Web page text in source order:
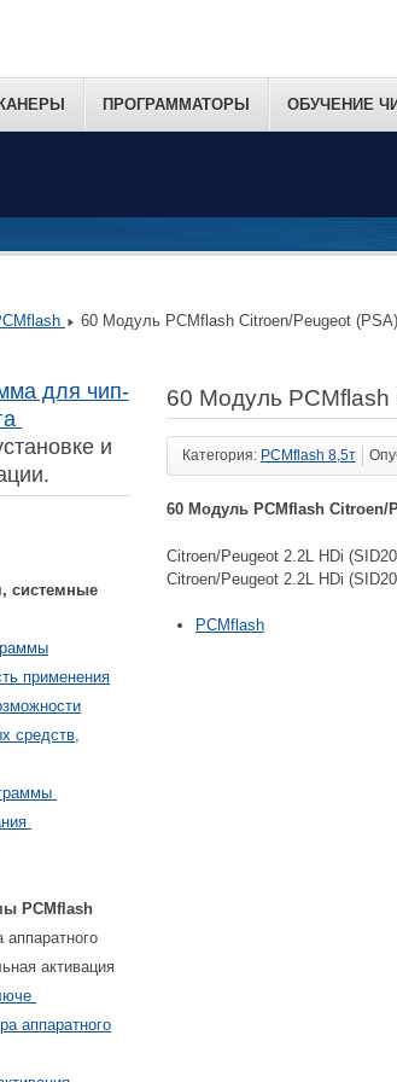
ПРОГРАММАТОРЫ ОБУЧЕНИЕ
60 Модуль PCMflash Citroen/Peugeot
для чип-
и
системные
применения
средств,
PCMflash
аппаратного
активация
аппаратного
60 Модуль PCMflash
Категория: PCMflash 8,5т
60 Модуль PCMflash Citroen/
Citroen/Peugeot 2.2L HDi
Citroen/Peugeot 2.2L HDi
PCMflash